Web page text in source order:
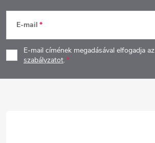
L
á
b
E-mail
E-mail címének megadásával elfogadja az
szabályzatot.